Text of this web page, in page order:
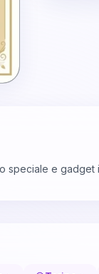
speciale e gadget